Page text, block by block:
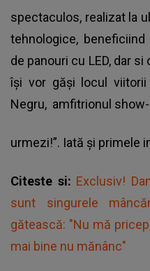
spectaculos, realizat la
tehnologice,
de panouri cu LED, dar
își vor găși locul viitorii
Negru, amfitrionul show-
urmezi!”. Iată și primele
Citeste si: Exclusiv!
sunt singurele
gătească: "Nu mă
mai bine nu mănânc"